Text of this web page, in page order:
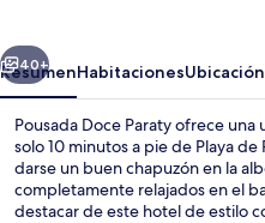
Siguiente
40+
ResumenHabitacionesUbicación
Pousada Doce Paraty ofrece
solo 10 minutos a pie de Playa
darse un buen chapuzón en la
completamente relajados en el
destacar de este hotel de estilo